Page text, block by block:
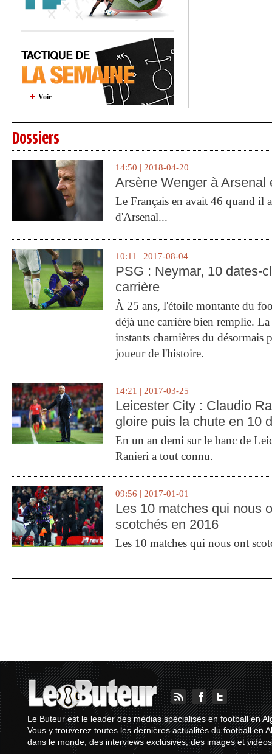
Voir
Dossiers
14:50 | 2018-04-20
Arsène Wenger à Arsenal
Le Français en avait 46 quand il
d'Arsenal...
10:11 | 2017-08-04
PSG : Neymar, 10 dates-
carrière
À 25 ans, l'étoile montante du
déjà une carrière bien remplie.
instants charnières du désormais
joueur de l'histoire.
14:21 | 2017-03-25
Leicester City : Claudio
gloire puis la chute en 10
En un an demi sur le banc de
Ranieri a tout connu.
09:56 | 2017-01-01
Les 10 matches qui nous
scotchés en 2016
Les 10 matches qui nous ont
Le Buteur est le leader des médias spécialisés en football en
Vous y trouverez toutes les dernières actualités du football en
dans le monde, des interviews exclusives, des images et